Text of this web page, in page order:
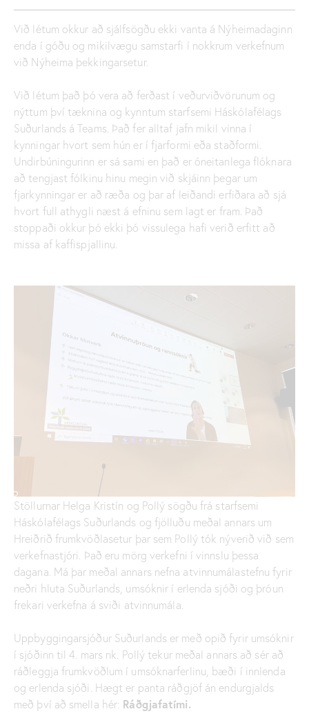
Við létum okkur að sjálfsögðu ekki vanta á Nýheimadaginn
enda í góðu og mikilvægu samstarfi í nokkrum verkefnum
við Nýheima þekkingarsetur.
Við létum það þó vera að ferðast í veðurviðvörunum og
nýttum því tæknina og kynntum starfsemi Háskólafélags
Suðurlands á Teams. Það fer alltaf jafn mikil vinna í
kynningar hvort sem hún er í fjarformi eða staðformi.
Undirbúningurinn er sá sami en það er óneitanlega flóknara
að tengjast fólkinu hinu megin við skjáinn þegar um
fjarkynningar er að ræða og þar af leiðandi erfiðara að sjá
hvort full athygli næst á efninu sem lagt er fram. Það
stoppaði okkur þó ekki þó vissulega hafi verið erfitt að
missa af kaffispjallinu.
Stöllurnar Helga Kristín og Pollý sögðu frá starfsemi
Háskólafélags Suðurlands og fjölluðu meðal annars um
Hreiðrið frumkvöðlasetur þar sem Pollý tók nýverið við sem
verkefnastjóri. Það eru mörg verkefni í vinnslu þessa
dagana. Má þar meðal annars nefna atvinnumálastefnu fyrir
neðri hluta Suðurlands, umsóknir í erlenda sjóði og þróun
frekari verkefna á sviði atvinnumála.
Uppbyggingarsjóður Suðurlands er með opið fyrir umsóknir
í sjóðinn til 4. mars nk. Pollý tekur meðal annars að sér að
ráðleggja frumkvöðlum í umsóknarferlinu, bæði í innlenda
og erlenda sjóði. Hægt er panta ráðgjöf án endurgjalds
með því að smella hér: Ráðgjafatími.